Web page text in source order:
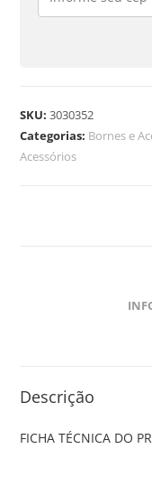
SKU:3030352
Categorias: Bornes e
Acessórios
Descrição
FICHA TÉCNICA DO